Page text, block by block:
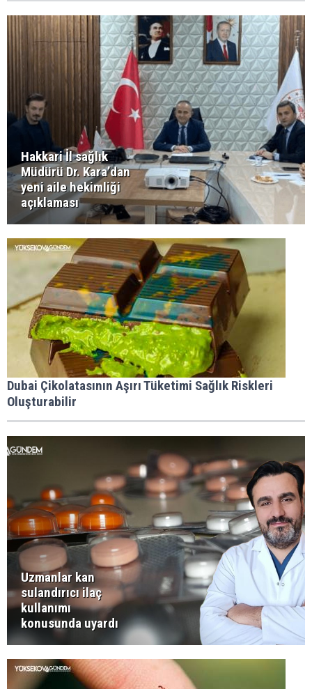
Hakkari İl sağlık
Müdürü Dr. Kara’dan
yeni aile hekimliği
açıklaması
Dubai Çikolatasının Aşırı Tüketimi Sağlık Riskleri
Oluşturabilir
Uzmanlar kan
sulandırıcı ilaç
kullanımı
konusunda uyardı